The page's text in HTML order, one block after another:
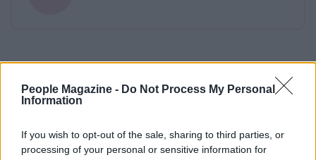
People Magazine - Do Not Process My Personal
Information
If you wish to opt-out of the sale, sharing to third parties, or
processing of your personal or sensitive information for